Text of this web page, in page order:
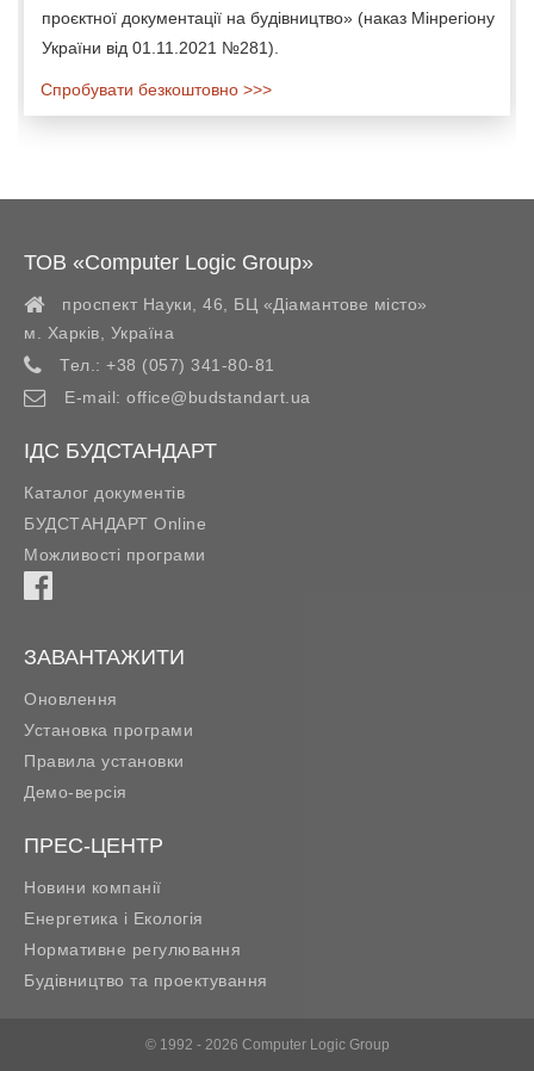
проєктної документації на будівництво» (наказ Мінрегіону
України від 01.11.2021 №281).
Спробувати безкоштовно >>>
ТОВ «Computer Logic Group»
проспект Науки, 46, БЦ «Діамантове місто»
м. Харків
Україна
Тел.: +38 (057) 341-80-81
E-mail: office@budstandart.ua
ІДС БУДСТАНДАРТ
Каталог документів
БУДСТАНДАРТ Online
Можливості програми
ЗАВАНТАЖИТИ
Оновлення
Установка програми
Правила установки
Демо-версія
ПРЕС-ЦЕНТР
Новини компанії
Енергетика і Екологія
Нормативне регулювання
Будівництво та проектування
© 1992 - 2026 Computer Logic Group